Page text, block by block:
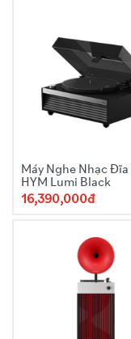
Máy Nghe Nhạc Đĩa
HYM Lumi Black
16,390,000đ